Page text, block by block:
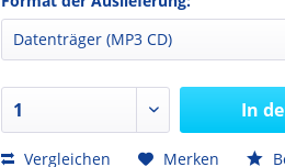
In
Vergleichen Merken